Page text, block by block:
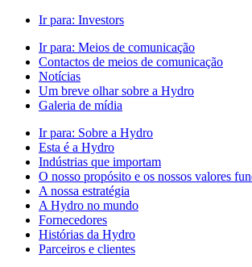
Ir para: Investors
Ir para: Meios de comunicação
Contactos de meios de comunicação
Notícias
Um breve olhar sobre a Hydro
Galeria de mídia
Ir para: Sobre a Hydro
Esta é a Hydro
Indústrias que importam
O nosso propósito e os nossos valores
A nossa estratégia
A Hydro no mundo
Fornecedores
Histórias da Hydro
Parceiros e clientes